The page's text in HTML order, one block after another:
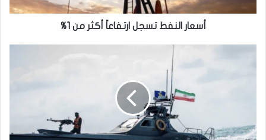
أسعار النفط تسجل ارتفاعاً أكثر من 1%
أمريكية
في